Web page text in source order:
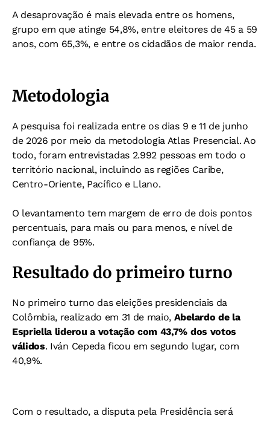
A desaprovação é mais elevada entre os homens,
grupo em que atinge 54,8%, entre eleitores de 45 a 59
anos, com 65,3%, e entre os cidadãos de maior renda.
Metodologia
A pesquisa foi realizada entre os dias 9 e 11 de junho
de 2026 por meio da metodologia Atlas Presencial. Ao
todo, foram entrevistadas 2.992 pessoas em todo o
território nacional, incluindo as regiões Caribe,
Centro-Oriente, Pacífico e Llano.
O levantamento tem margem de erro de dois pontos
percentuais, para mais ou para menos, e nível de
confiança de 95%.
Resultado do primeiro turno
No primeiro turno das eleições presidenciais da
Colômbia, realizado em 31 de maio, Abelardo de la
Espriella liderou a votação com 43,7% dos votos
válidos. Iván Cepeda ficou em segundo lugar, com
40,9%.
Com o resultado, a disputa pela Presidência será